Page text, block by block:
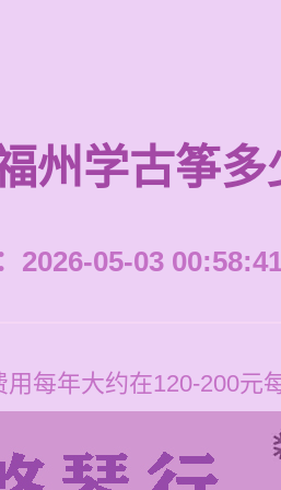
州学古筝
2026-05-03
每年大约在120-200